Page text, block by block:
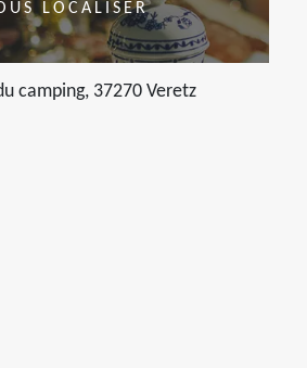
LOCALISER
camping, 37270 Veretz